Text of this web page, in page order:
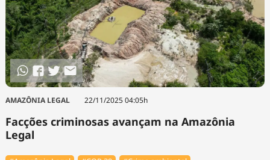
AMAZÔNIA LEGAL 22/11/2025 04:05h
Facções criminosas avançam na Amazônia
Legal